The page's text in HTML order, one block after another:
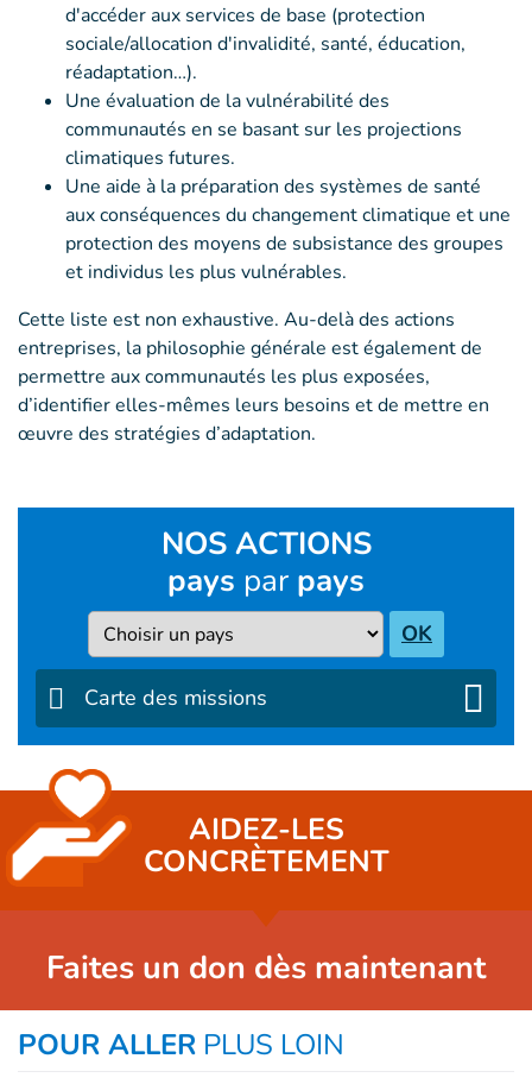
d'accéder aux services de base (protection
sociale/allocation d'invalidité, santé, éducation,
réadaptation…).
Une évaluation de la vulnérabilité des
communautés en se basant sur les projections
climatiques futures.
Une aide à la préparation des systèmes de santé
aux conséquences du changement climatique et une
protection des moyens de subsistance des groupes
et individus les plus vulnérables.
Cette liste est non exhaustive. Au-delà des actions
entreprises, la philosophie générale est également de
permettre aux communautés les plus exposées,
d’identifier elles-mêmes leurs besoins et de mettre en
œuvre des stratégies d’adaptation.
NOS ACTIONS
pays par pays
Pays OK
Carte des missions
AIDEZ-LES
CONCRÈTEMENT
Faites un don dès maintenant
POUR ALLER PLUS LOIN